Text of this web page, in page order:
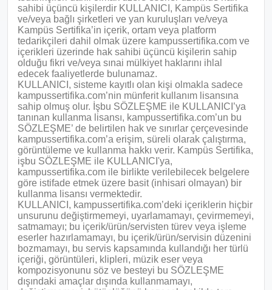
sahibi üçüncü kişilerdir KULLANICI, Kampüs Sertifika
ve/veya bağlı şirketleri ve yan kuruluşları ve/veya
Kampüs Sertifika’in içerik, ortam veya platform
tedarikçileri dahil olmak üzere kampussertifika.com ve
içerikleri üzerinde hak sahibi üçüncü kişilerin sahip
olduğu fikri ve/veya sınai mülkiyet haklarını ihlal
edecek faaliyetlerde bulunamaz.
KULLANICI, sisteme kayıtlı olan kişi olmakla sadece
kampussertifika.com’nin münferit kullanım lisansına
sahip olmuş olur. İşbu SÖZLEŞME ile KULLANICI’ya
tanınan kullanma lisansı, kampussertifika.com’un bu
SÖZLEŞME’ de belirtilen hak ve sınırlar çerçevesinde
kampussertifika.com’a erişim, süreli olarak çalıştırma,
görüntüleme ve kullanma hakkı verir. Kampüs Sertifika,
işbu SÖZLEŞME ile KULLANICI'ya,
kampussertifika.com ile birlikte verilebilecek belgelere
göre istifade etmek üzere basit (inhisari olmayan) bir
kullanma lisansı vermektedir.
KULLANICI, kampussertifika.com’deki içeriklerin hiçbir
unsurunu değiştirmemeyi, uyarlamamayı, çevirmemeyi,
satmamayı; bu içerik/ürün/servisten türev veya işleme
eserler hazırlamamayı, bu içerik/ürün/servisin düzenini
bozmamayı, bu servis kapsamında kullandığı her türlü
içeriği, görüntüleri, klipleri, müzik eser veya
kompozisyonunu söz ve besteyi bu SÖZLEŞME
dışındaki amaçlar dışında kullanmamayı,